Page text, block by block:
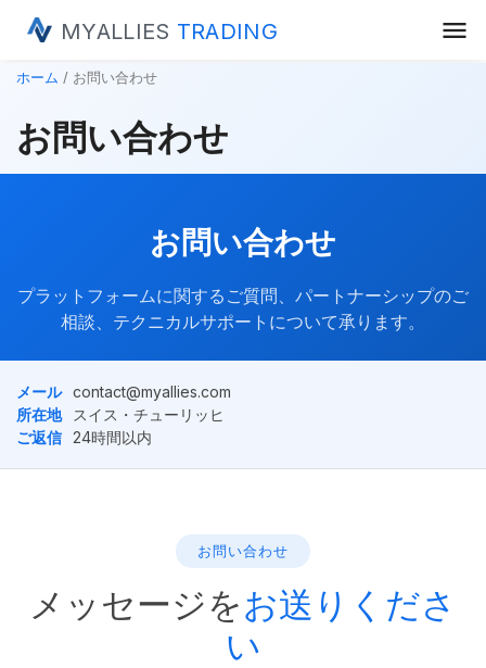
MYALLIES TRADING menu
ホーム お問い合わせ
お問い合わせ
お問い合わせ
プラットフォームに関するご質問、パートナーシップのご
相談、テクニカルサポートについて承ります。
メール contact@myallies.com
所在地
スイス・チューリッヒ
ご返信
24時間以内
お問い合わせ
メッセージをお送りくださ
い